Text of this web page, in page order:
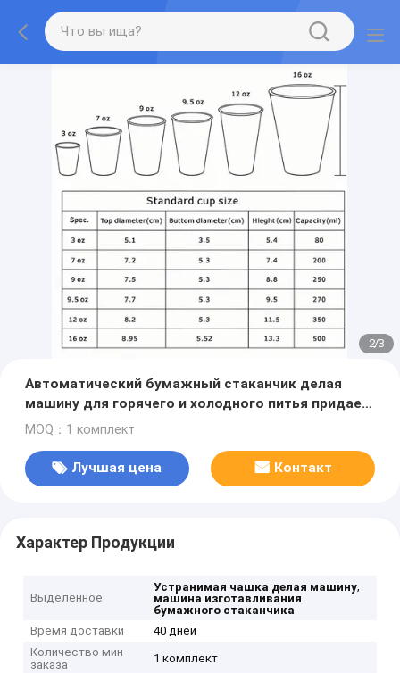
2/3
Автоматический бумажный стаканчик делая
машину для горячего и холодного питья придает
форму чашки бумажный стаканчик формируя
MOQ：1 комплект
Лучшая цена Контакт
Характер Продукции
Выделенное
Устранимая чашка делая машину,
машина изготавливания
бумажного стаканчика
Время доставки
40 дней
Количество мин
заказа
1 комплект